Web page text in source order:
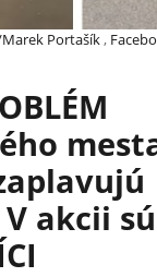
Portašík,
V akcii